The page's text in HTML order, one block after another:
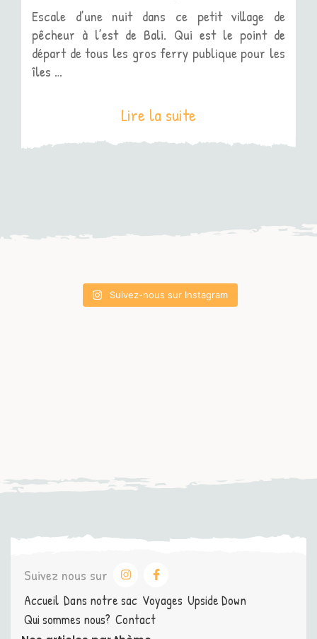
Escale d’une nuit dans ce petit village de
pêcheur à l’est de Bali. Qui est le point de
départ de tous les gros ferry publique pour les
îles …
Lire la suite
Suivez-nous sur Instagram
Suivez nous sur
Accueil Dans notre sac Voyages Upside Down
Qui sommes nous? Contact